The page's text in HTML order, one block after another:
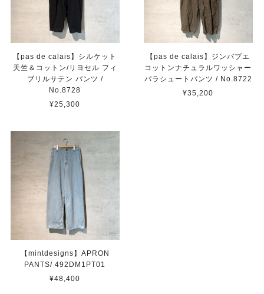
【pas de calais】シルケット
天竺＆コットン/リヨセル フィ
ブリルサテン パンツ /
No.8728
¥25,300
【pas de calais】ジンバブエ
コットンナチュラルワッシャー
パラシュートパンツ / No.8722
¥35,200
【mintdesigns】APRON
PANTS/ 492DM1PT01
¥48,400